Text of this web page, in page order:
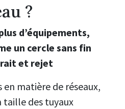
?
d’équipements,
un cercle sans fin
et rejet
en matière de réseaux,
taille des tuyaux